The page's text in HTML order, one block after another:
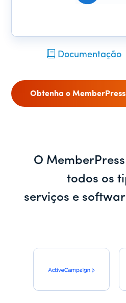
Documentação
Obtenha o
O
todos os
serviços e